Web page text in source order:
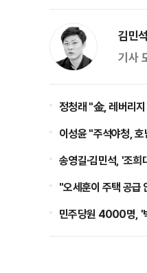
김민
기사
정청래 "金, 레버리
이성윤 "주석야청,
송영길·김민석, '조
"오세훈이 주택 공급
민주당원 4000명, '